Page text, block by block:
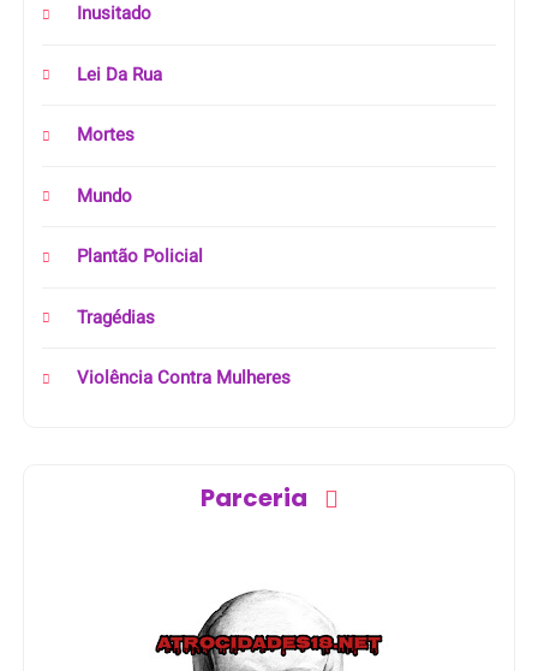
Inusitado
Lei Da Rua
Mortes
Mundo
Plantão Policial
Tragédias
Violência Contra Mulheres
Parceria